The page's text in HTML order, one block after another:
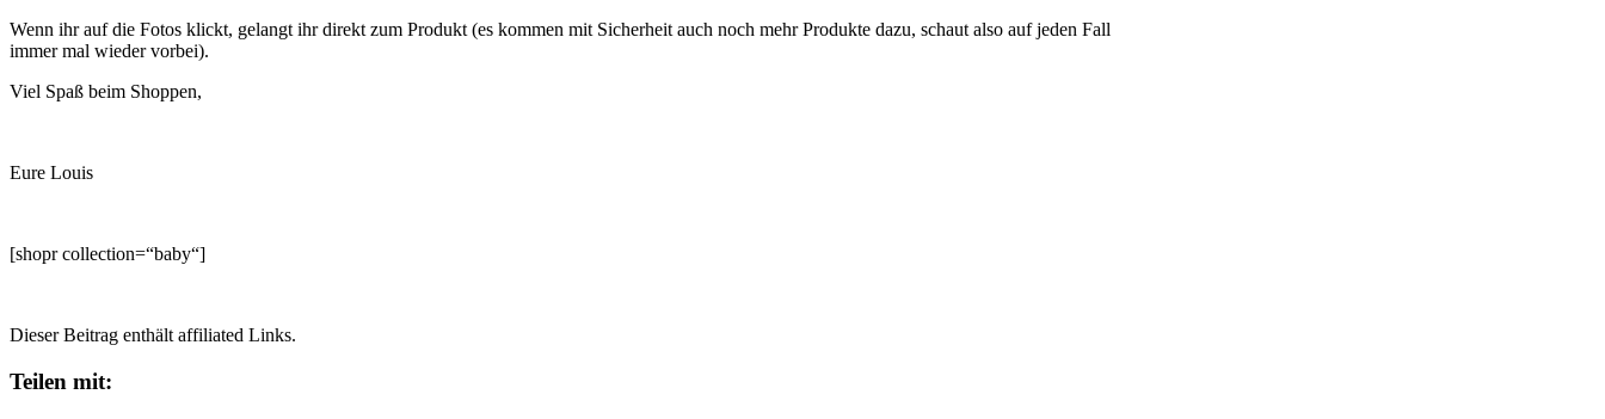
Wenn ihr auf die Fotos klickt, gelangt ihr direkt zum Produkt (es kommen mit Sicherheit auch noch mehr Produkte dazu, schaut also auf jeden Fall
immer mal wieder vorbei).
Viel Spaß beim Shoppen,
Eure Louis
[shopr collection=“baby“]
Dieser Beitrag enthält affiliated Links.
Teilen mit: